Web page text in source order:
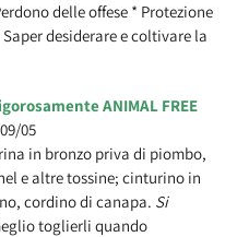
delle offese * Protezione
desiderare e coltivare la
ANIMAL FREE
05
in bronzo priva di piombo,
e altre tossine; cinturino in
cordino di canapa. Si
toglierli quando